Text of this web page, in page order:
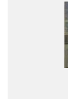
exposeerde
Buisseret,
Tijdens de
werd hem een